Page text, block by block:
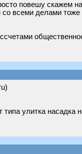
повешу скажем
всеми делами
типа улитка